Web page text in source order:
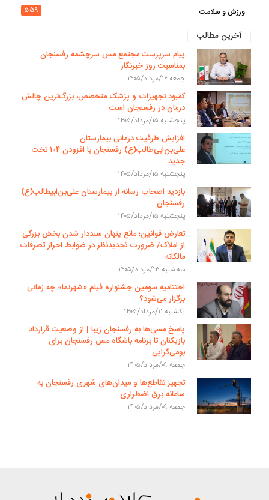
ورزش و سلامت
۵۵۹
آخرین مطالب
پیام سرپرست مجتمع مس سرچشمه رفسنجان
بمناسبت روز خبرنگار
جمعه ۱۶/مرداد/۱۴۰۵
کمبود تجهیزات و پزشک متخصص، بزرگ‌ترین چالش
درمان در رفسنجان است
پنجشنبه ۱۵/مرداد/۱۴۰۵
افزایش ظرفیت درمانی بیمارستان
علی‌بن‌ابی‌طالب(ع) رفسنجان با افزودن ۱۰۴ تخت
جدید
پنجشنبه ۱۵/مرداد/۱۴۰۵
بازدید اصحاب رسانه از بیمارستان علی‌بن‌ابیطالب(ع)
رفسنجان
پنجشنبه ۱۵/مرداد/۱۴۰۵
تعارض قوانین؛ مانع پنهان سنددار شدن بخش بزرگی
از املاک/ ضرورت تجدیدنظر در ضوابط احراز تصرفات
مالکانه
سه شنبه ۱۳/مرداد/۱۴۰۵
اختتامیه سومین جشنواره فیلم «شهرنما» چه زمانی
برگزار می‌شود؟
یکشنبه ۱۱/مرداد/۱۴۰۵
پاسخ مسی‌ها به رفسنجان زیبا | از وضعیت قرارداد
بازیکنان تا برنامه باشگاه مس رفسنجان برای
بومی‌گرایی
جمعه ۰۹/مرداد/۱۴۰۵
تجهیز تقاطع‌ها و میدان‌های شهری رفسنجان به
سامانه برق اضطراری
جمعه ۰۹/مرداد/۱۴۰۵